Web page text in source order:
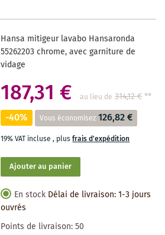
SOUHAITS
Hansa mitigeur lavabo Hansaronda
55262203 chrome, avec garniture de
vidage
187,31 € au lieu de 314,12 €**
-40% Vous économisez 126,82 €
19% VAT incluse, plusfrais d'expédition
Ajouter au panier
En stock Délai de livraison: 1-3 jours
ouvrés
Points de livraison:50